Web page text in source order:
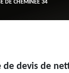
DE CHEMINÉE 34
de devis de